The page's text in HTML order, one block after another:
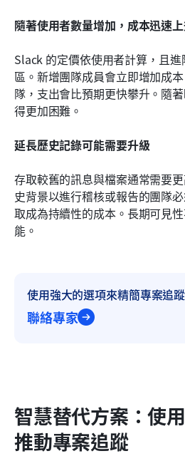
隨著使用者數量增加，成本迅速
Slack 的定價依使用者計算，且
區。新增團隊成員會立即增加成
隊，支出會比預期更快攀升。隨
得更加困難。
延長歷史記錄可能需要升級
存取較舊的訊息與檔案通常需要
史背景以進行稽核或報告的團隊
取成為持續性的成本。長期可見
能。
使用強大的選項來精簡專案追蹤
聯絡專家
智慧替代方案：使
推動專案追蹤